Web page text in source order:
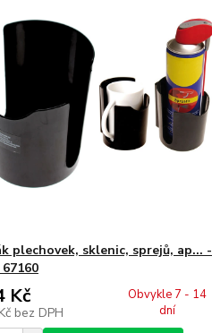
plechovek, sklenic, sprejů, ap... -
67160
Kč
bez DPH
Obvykle 7 - 14
dní